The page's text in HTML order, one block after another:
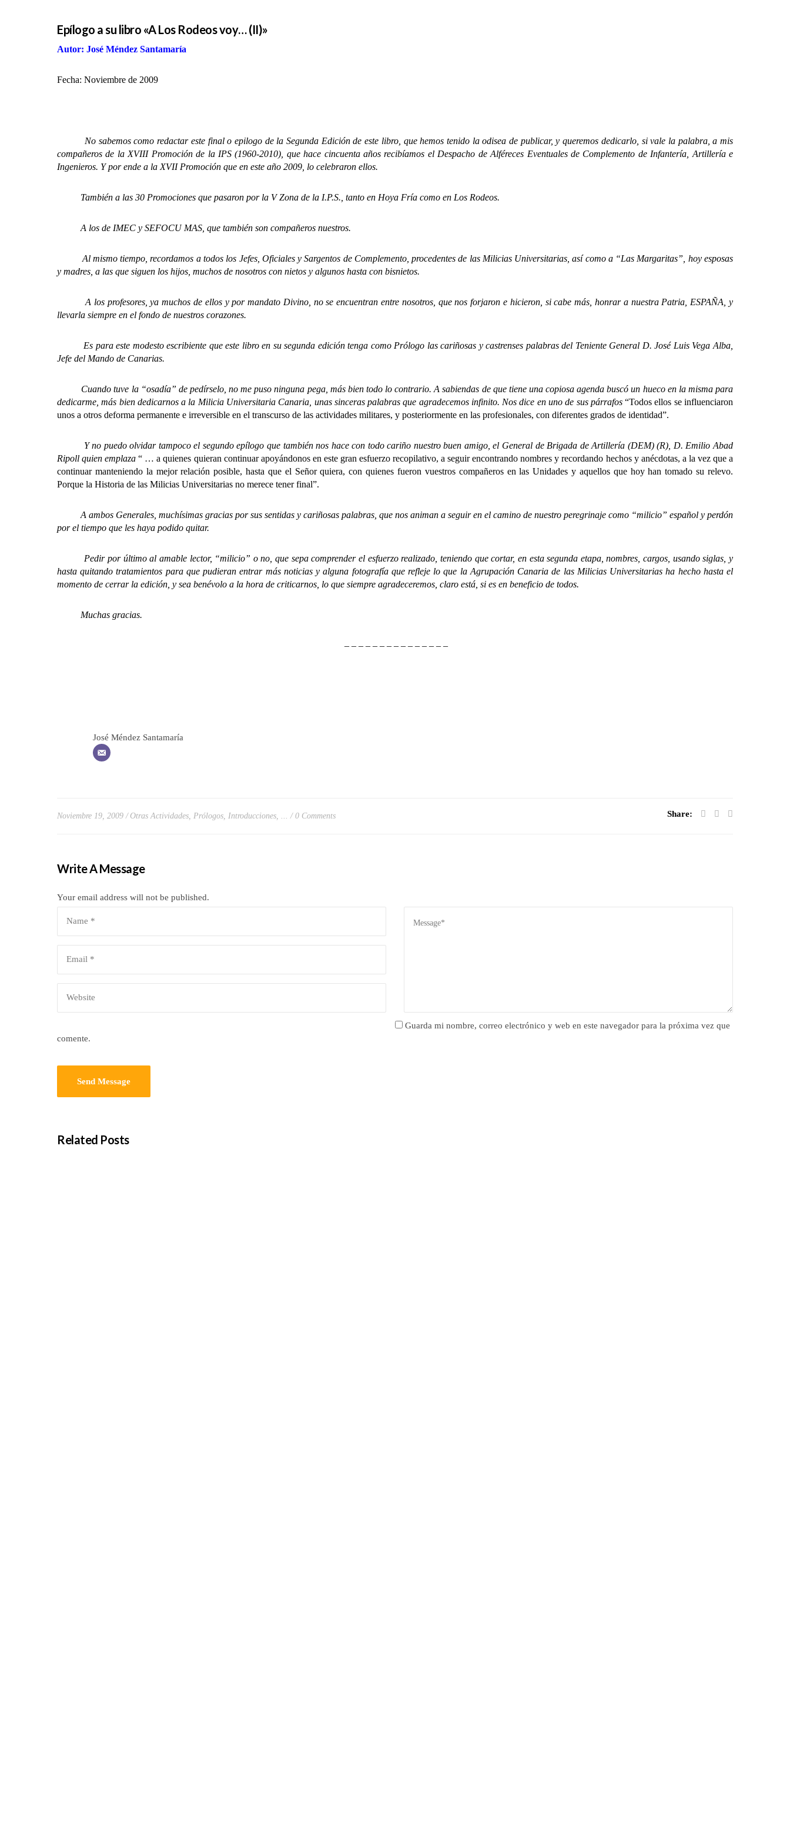
Epílogo a su libro «A Los Rodeos voy… (II)»
Autor: José Méndez Santamaría
Fecha: Noviembre de 2009
No sabemos como redactar este final o epilogo de la Segunda Edición de este libro, que hemos tenido la odisea de publicar, y queremos dedicarlo, si vale la palabra, a mis
compañeros de la XVIII Promoción de la IPS (1960-2010), que hace cincuenta años recibíamos el Despacho de Alféreces Eventuales de Complemento de Infantería, Artillería e
Ingenieros. Y por ende a la XVII Promoción que en este año 2009, lo celebraron ellos.
También a las 30 Promociones que pasaron por la V Zona de la I.P.S., tanto en Hoya Fría como en Los Rodeos.
A los de IMEC y SEFOCU MAS, que también son compañeros nuestros.
Al mismo tiempo, recordamos a todos los Jefes, Oficiales y Sargentos de Complemento, procedentes de las Milicias Universitarias, así como a “Las Margaritas”, hoy esposas
y madres, a las que siguen los hijos, muchos de nosotros con nietos y algunos hasta con bisnietos.
A los profesores, ya muchos de ellos y por mandato Divino, no se encuentran entre nosotros, que nos forjaron e hicieron, si cabe más, honrar a nuestra Patria, ESPAÑA, y
llevarla siempre en el fondo de nuestros corazones.
Es para este modesto escribiente que este libro en su segunda edición tenga como Prólogo las cariñosas y castrenses palabras del Teniente General D. José Luis Vega Alba,
Jefe del Mando de Canarias.
Cuando tuve la “osadía” de pedírselo, no me puso ninguna pega, más bien todo lo contrario. A sabiendas de que tiene una copiosa agenda buscó un hueco en la misma para
dedicarme, más bien dedicarnos a la Milicia Universitaria Canaria, unas sinceras palabras que agradecemos infinito. Nos dice en uno de sus párrafos“Todos ellos se influenciaron
unos a otros deforma permanente e irreversible en el transcurso de las actividades militares, y posteriormente en las profesionales, con diferentes grados de identidad”.
Y no puedo olvidar tampoco el segundo epílogo que también nos hace con todo cariño nuestro buen amigo, el General de Brigada de Artillería (DEM) (R), D. Emilio Abad
Ripoll quien emplaza“ … a quienes quieran continuar apoyándonos en este gran esfuerzo recopilativo, a seguir encontrando nombres y recordando hechos y anécdotas, a la vez que a
continuar manteniendo la mejor relación posible, hasta que el Señor quiera, con quienes fueron vuestros compañeros en las Unidades y aquellos que hoy han tomado su relevo.
Porque la Historia de las Milicias Universitarias no merece tener final”.
A ambos Generales, muchísimas gracias por sus sentidas y cariñosas palabras, que nos animan a seguir en el camino de nuestro peregrinaje como “milicio” español y perdón
por el tiempo que les haya podido quitar.
Pedir por último al amable lector, “milicio” o no, que sepa comprender el esfuerzo realizado, teniendo que cortar, en esta segunda etapa, nombres, cargos, usando siglas, y
hasta quitando tratamientos para que pudieran entrar más noticias y alguna fotografía que refleje lo que la Agrupación Canaria de las Milicias Universitarias ha hecho hasta el
momento de cerrar la edición, y sea benévolo a la hora de criticarnos, lo que siempre agradeceremos, claro está, si es en beneficio de todos.
Muchas gracias.
– – – – – – – – – – – – – – –
José Méndez Santamaría
Noviembre 19, 2009 Otras Actividades Prólogos, Introducciones, ... 0 Comments Share:
Write A Message
Your email address will not be published.
Guarda mi nombre, correo electrónico y web en este navegador para la próxima vez que
comente.
Related Posts